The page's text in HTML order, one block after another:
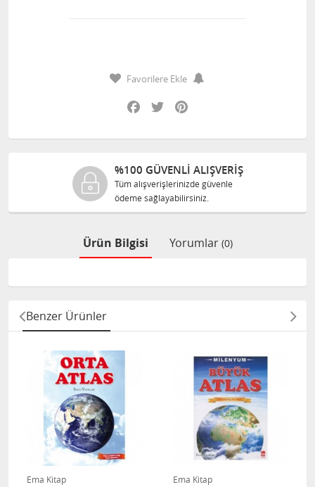
Favorilere Ekle
Facebook
Twitter
%100 GÜVENLİ ALIŞVERİŞ
Tüm alışverişlerinizde güvenle
ödeme sağlayabilirsiniz.
Ürün Bilgisi Yorumlar (0)
Benzer Ürünler
Ema Kitap Ema Kitap